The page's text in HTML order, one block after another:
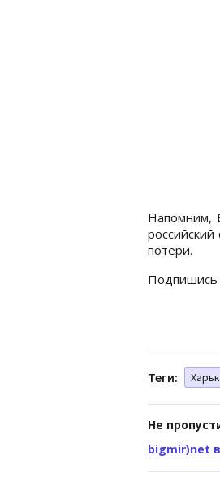
Напомним,
потери.
Подпишись
Теги:
Не
bigmir)net